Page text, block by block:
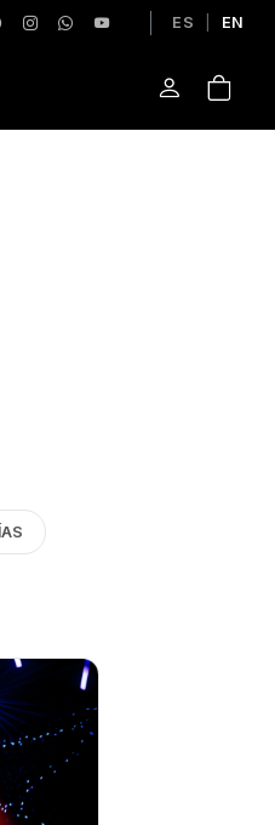
ES EN